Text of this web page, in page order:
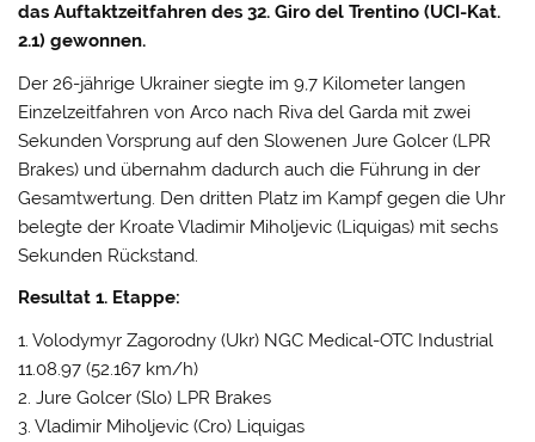
das Auftaktzeitfahren des 32. Giro del Trentino (UCI-Kat.
2.1) gewonnen.
Der 26-jährige Ukrainer siegte im 9,7 Kilometer langen
Einzelzeitfahren von Arco nach Riva del Garda mit zwei
Sekunden Vorsprung auf den Slowenen Jure Golcer (LPR
Brakes) und übernahm dadurch auch die Führung in der
Gesamtwertung. Den dritten Platz im Kampf gegen die Uhr
belegte der Kroate Vladimir Miholjevic (Liquigas) mit sechs
Sekunden Rückstand.
Resultat 1. Etappe:
1. Volodymyr Zagorodny (Ukr) NGC Medical-OTC Industrial
11.08.97 (52.167 km/h)
2. Jure Golcer (Slo) LPR Brakes
3. Vladimir Miholjevic (Cro) Liquigas